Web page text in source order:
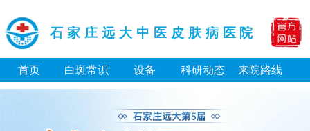
石家庄远大中医皮肤病医院
首页 白斑常识 设备 科研动态 来院路线